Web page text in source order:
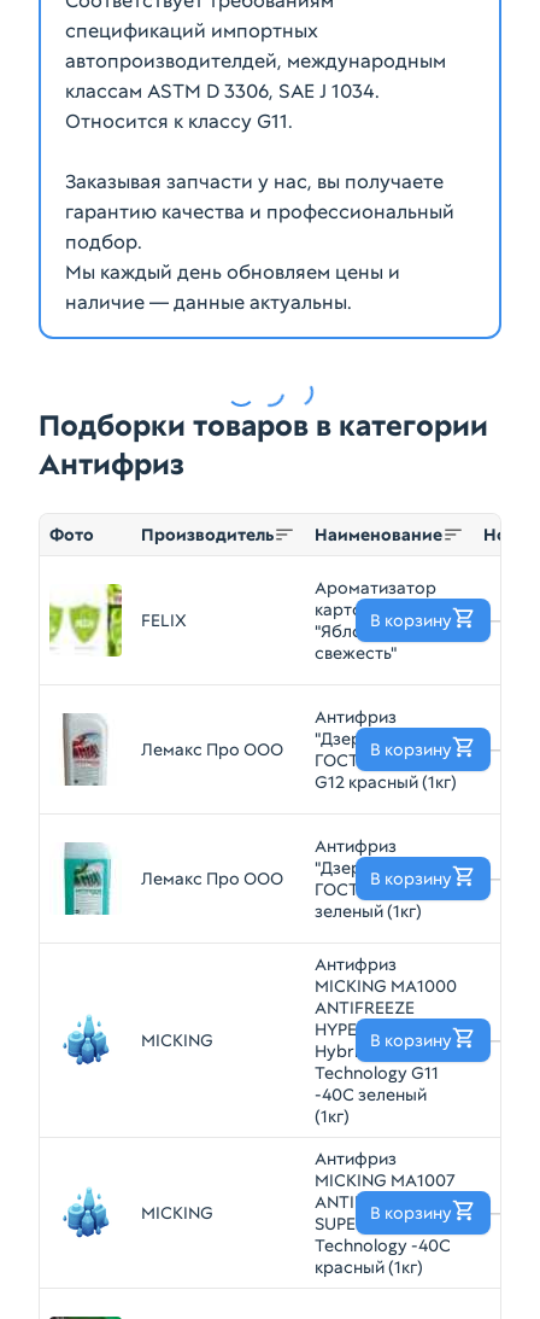
спецификаций импортных
автопроизводителдей, международным
классам ASTM D 3306, SAE J 1034.
Относится к классу G11.
Заказывая запчасти у нас, вы получаете
гарантию качества и профессиональный
подбор.
Мы каждый день обновляем цены и
наличие — данные актуальны.
Подборки товаров в категории
Антифриз
Фото Производитель Наименование Номер
FELIX
Ароматизатор
картонный FELIX
"Яблочная
свежесть"
—
В корзину
Лемакс Про ООО
Антифриз
"Дзержинский
ГОСТ" 1673940
G12 красный (1кг)
—
В корзину
Лемакс Про ООО
Антифриз
"Дзержинский
ГОСТ" G11
зеленый (1кг)
—
В корзину
MICKING
Антифриз
MICKING MA1000
ANTIFREEZE
HYPER COOL
Hybrid
Technology G11
-40С зеленый
(1кг)
—
В корзину
MICKING
Антифриз
MICKING MA1007
ANTIFREEZE
SUPER LLC P-OAT
Technology -40С
красный (1кг)
—
В корзину